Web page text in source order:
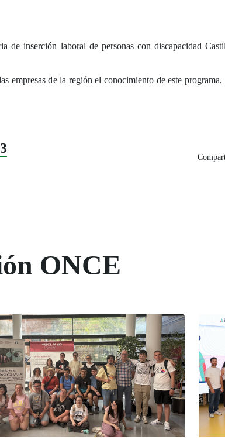
de inserción laboral de personas con discapacidad
empresas de la región el conocimiento de este
ONCE